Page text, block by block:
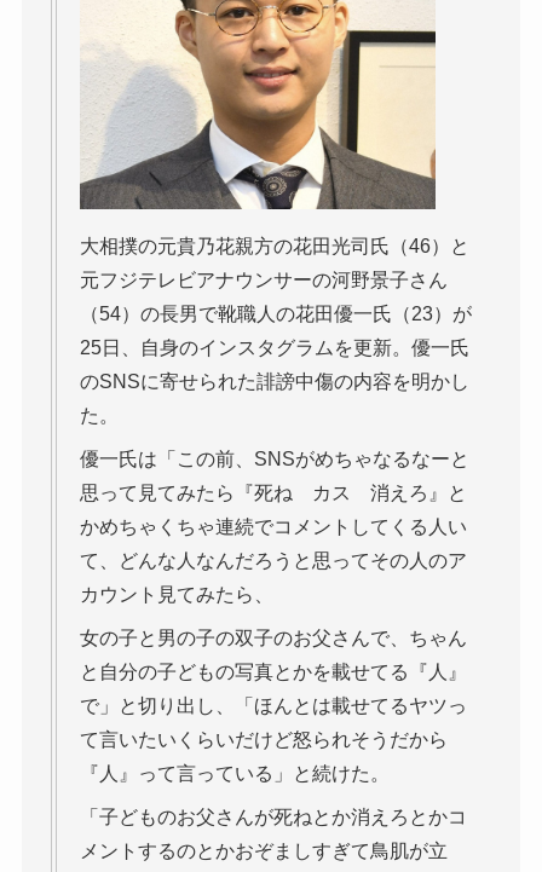
大相撲の元貴乃花親方の花田光司氏（46）と
元フジテレビアナウンサーの河野景子さん
（54）の長男で靴職人の花田優一氏（23）が
25日、自身のインスタグラムを更新。優一氏
のSNSに寄せられた誹謗中傷の内容を明かし
た。
優一氏は「この前、SNSがめちゃなるなーと
思って見てみたら『死ね カス 消えろ』と
かめちゃくちゃ連続でコメントしてくる人い
て、どんな人なんだろうと思ってその人のア
カウント見てみたら、
女の子と男の子の双子のお父さんで、ちゃん
と自分の子どもの写真とかを載せてる『人』
で」と切り出し、「ほんとは載せてるヤツっ
て言いたいくらいだけど怒られそうだから
『人』って言っている」と続けた。
「子どものお父さんが死ねとか消えろとかコ
メントするのとかおぞましすぎて鳥肌が立